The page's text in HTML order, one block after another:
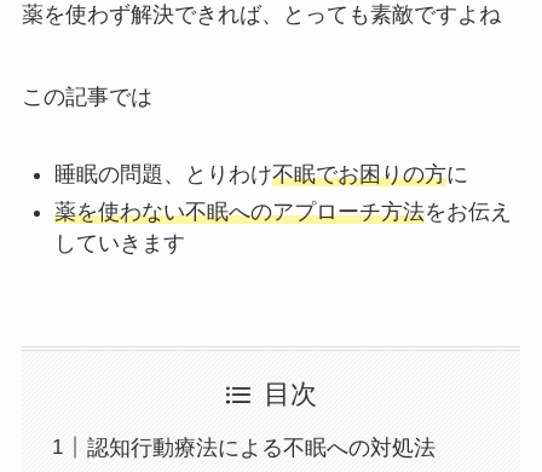
薬を使わず解決できれば、とっても素敵ですよね
この記事では
睡眠の問題、とりわけ不眠でお困りの方に
薬を使わない不眠へのアプローチ方法をお伝え
していきます
目次
認知行動療法による不眠への対処法